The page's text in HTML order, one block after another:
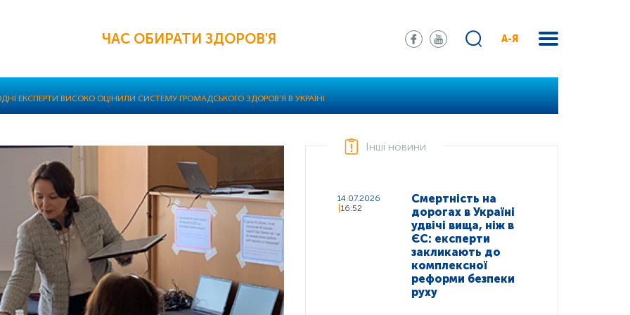
ЧАС ОБИРАТИ ЗДОРОВ'Я А-Я
ЕКСПЕРТИ ВИСОКО ОЦІНИЛИ СИСТЕМУ ГРОМАДСЬКОГО ЗДОРОВ’Я В УКРАЇНІ
Інші новини
14.07.2026
16:52
Смертність на
дорогах в Україні
удвічі вища, ніж в
ЄС: експерти
закликають до
комплексної
реформи безпеки
руху